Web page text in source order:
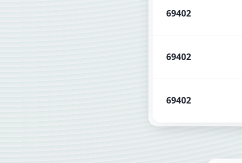
69402
69402
69402